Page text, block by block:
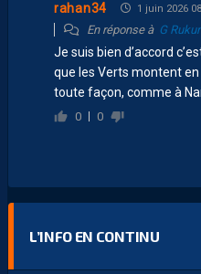
rahan34 1 juin 2026
En réponse à G
Je suis bien d’accord
que les Verts montent
toute façon, comme à
0 0
L’INFO EN CONTINU